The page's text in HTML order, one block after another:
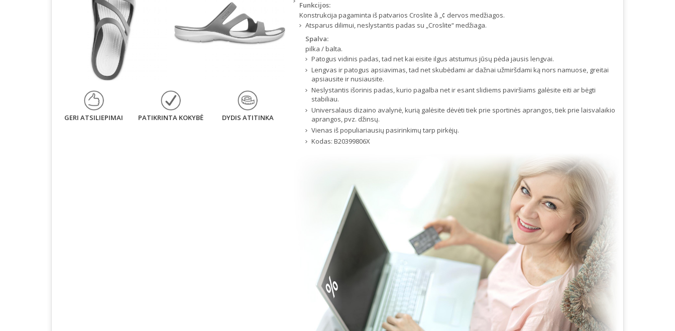
GERI ATSILIEPIMAI PATIKRINTA KOKYBĖ DYDIS ATITINKA
Funkcijos:
Konstrukcija pagaminta iš patvarios Croslite â „¢ dervos medžiagos.
Atsparus dilimui, neslystantis padas su „Croslite“ medžiaga.
Spalva:
pilka / balta.
Patogus vidinis padas, tad net kai eisite ilgus atstumus jūsų pėda jausis lengvai.
Lengvas ir patogus apsiavimas, tad net skubėdami ar dažnai užmiršdami ką nors namuose, greitai
apsiausite ir nusiausite.
Neslystantis išorinis padas, kurio pagalba net ir esant slidiems paviršiams galėsite eiti ar bėgti
stabiliau.
Universalaus dizaino avalynė, kurią galėsite dėvėti tiek prie sportinės aprangos, tiek prie laisvalaikio
aprangos, pvz. džinsų.
Vienas iš populiariausių pasirinkimų tarp pirkėjų.
Kodas:B20399806X